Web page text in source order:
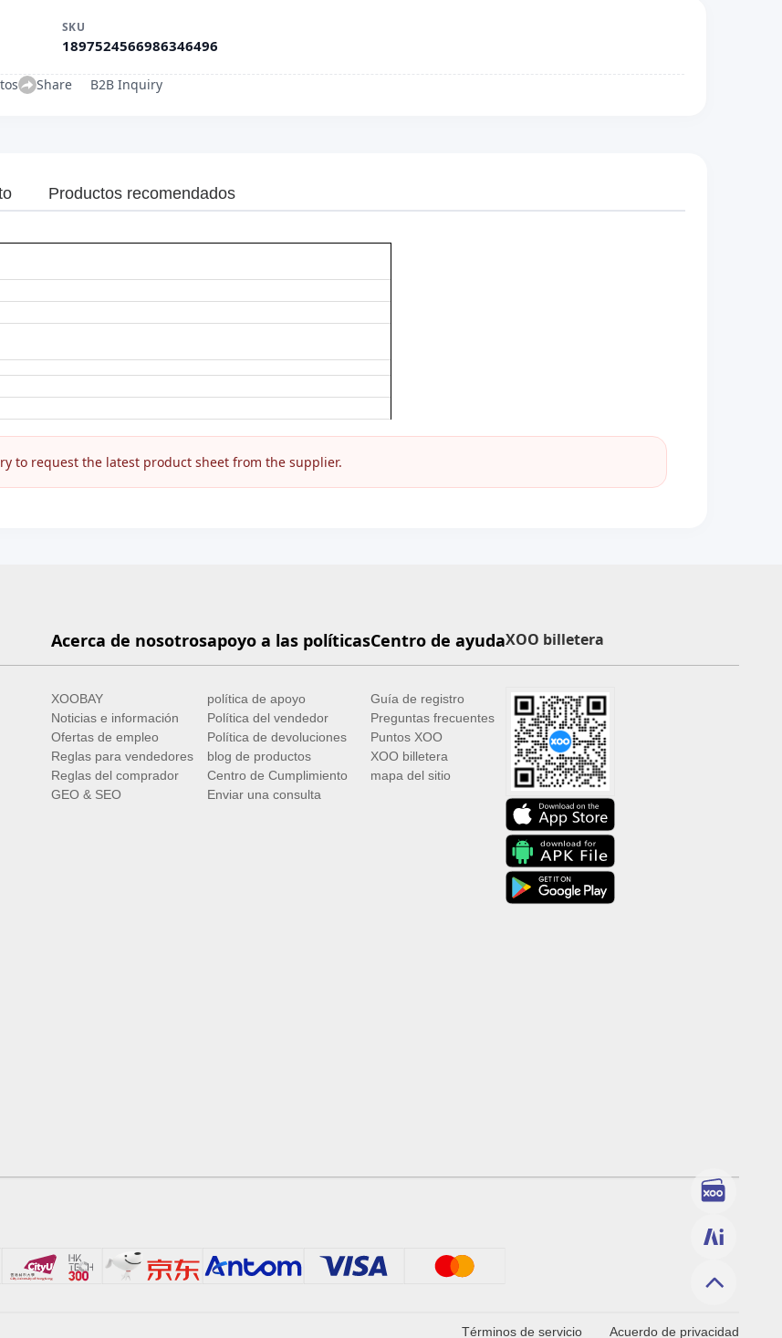
SKU
1897524566986346496
Share B2B Inquiry
Productos recomendados
to request the latest product sheet from the supplier.
Acerca de nosotros
XOOBAY
Noticias e información
Ofertas de empleo
Reglas para vendedores
Reglas del comprador
GEO & SEO
apoyo a las políticas
política de apoyo
Política del vendedor
Política de devoluciones
blog de productos
Centro de Cumplimiento
Enviar una consulta
Centro de ayuda
Guía de registro
Preguntas frecuentes
Puntos XOO
XOO billetera
mapa del sitio
XOO billetera
Términos de servicio Acuerdo de privacidad